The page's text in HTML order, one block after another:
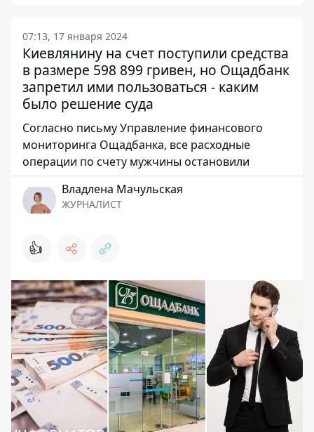
07:13, 17 января 2024
Киевлянину на счет поступили средства
в размере 598 899 гривен, но Ощадбанк
запретил ими пользоваться - каким
было решение суда
Согласно письму Управление финансового
мониторинга Ощадбанка, все расходные
операции по счету мужчины остановили
Владлена Мачульская
ЖУРНАЛИСТ
👍